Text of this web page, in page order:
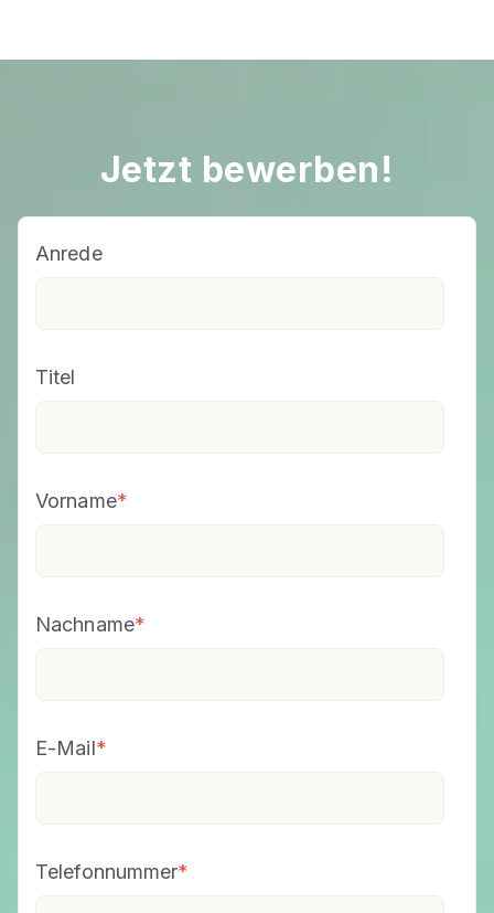
Jetzt bewerben!
Anrede
Titel
Vorname*
Nachname*
E-Mail*
Telefonnummer*